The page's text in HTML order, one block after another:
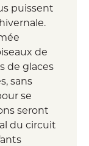
puissent
de
de glaces
sans
se
seront
du circuit